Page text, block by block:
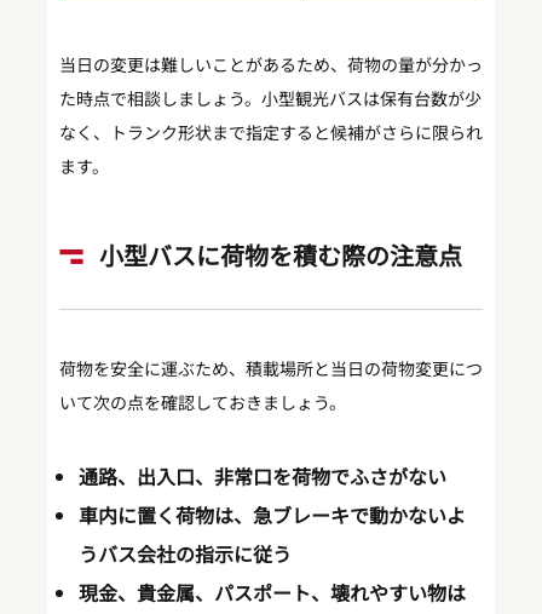
当日の変更は難しいことがあるため、荷物の量が分かっ
た時点で相談しましょう。小型観光バスは保有台数が少
なく、トランク形状まで指定すると候補がさらに限られ
ます。
小型バスに荷物を積む際の注意点
荷物を安全に運ぶため、積載場所と当日の荷物変更につ
いて次の点を確認しておきましょう。
通路、出入口、非常口を荷物でふさがない
車内に置く荷物は、急ブレーキで動かないよ
うバス会社の指示に従う
現金、貴金属、パスポート、壊れやすい物は